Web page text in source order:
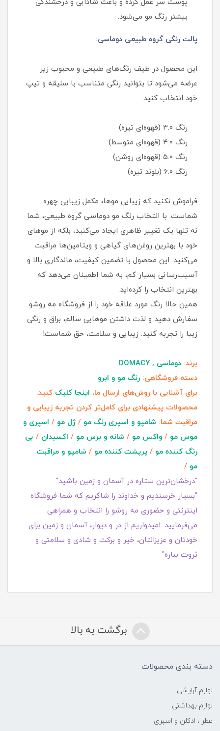
پوست سر عمل کرده و باعث شادابی و درخشندگی
بیشتر رنگ مو می‌شود.
پالت رنگی گروه طبیعی دوماسی:
این محصول در طیف رنگ‌های طبیعی و محبوب زیر
عرضه می‌شود تا بتوانید رنگی متناسب با سلیقه و تیپ
خود انتخاب کنید:
رنگ ۳.۰ (قهوه‌ای تیره)
رنگ ۴.۰ (قهوه‌ای متوسط)
رنگ ۵.۰ (قهوه‌ای روشن)
رنگ ۶.۰ (بلوند تیره)
فراموش نکنید که زیبایی موها، مکمل زیبایی چهره
شماست. با انتخاب رنگ مو دوماسی گروه طبیعی، شما
نه تنها یک تغییر ظاهری ایجاد می‌کنید، بلکه از موهای
خود با بهترین روغن‌های گیاهی و ویتامین‌ها مراقبت
می‌کنید. این محصول با تضمین کیفیت، ماندگاری بالا و
آسیب‌رسانی بسیار کم، به شما اطمینان می‌دهد که
بهترین انتخاب را کرده‌اید.
همین حالا رنگ مورد علاقه خود را از فروشگاه مه روشو
سفارش دهید و لذت داشتن موهایی سالم، براق و رنگی
زیبا را تجربه کنید. زیبایی و سلامت، حق شماست!
برند: دوماسی , DOMACY
دسته فروشگاهی: رنگ مو و ابرو
برای آشنایی با روش‌های ارسال ما، اینجا کلیک کنید.
محصولات پیشنهادی برای کامل‌تر کردن تجربه زیبایی و
مراقبت شما: شامپو و اسپری رنگ مو / ژل مو / اسپری و
موس مو / واکس مو / شانه و برس مو / اکسیدان / بی
رنگ کننده مو / پرپشت کننده مو / شامپو و مراقبت
مو /
"درخشان‌ترین ستاره در آسمان و زمین باشید"
"بسیار خرسندیم و خداوند را شاکریم که شما فروشگاه
اینترنتی و حضوری مه روشو را انتخاب و همراهی
می‌فرمایید. امیدواریم از در و دیوار، آسمان و زمین برای
خودتان و عزیزانتان، خیر و برکت و شادی و سلامتی و
ثروت بباره"
برگشت به بالا
دسته بندی محصولات
لوازم آرایشی
لوازم بهداشتی
عطر ، ادکلن و اسپری